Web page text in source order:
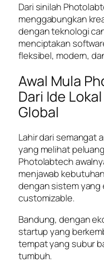
Dari sinilah
menggabungkan
dengan teknologi
menciptakan
fleksibel, modern,
Awal Mula
Dari Ide
Global
Lahir dari semangat
yang melihat
Photolabtech
menjawab kebutuhan
dengan sistem yang
customizable.
Bandung, dengan
startup yang
tempat yang subur
tumbuh.